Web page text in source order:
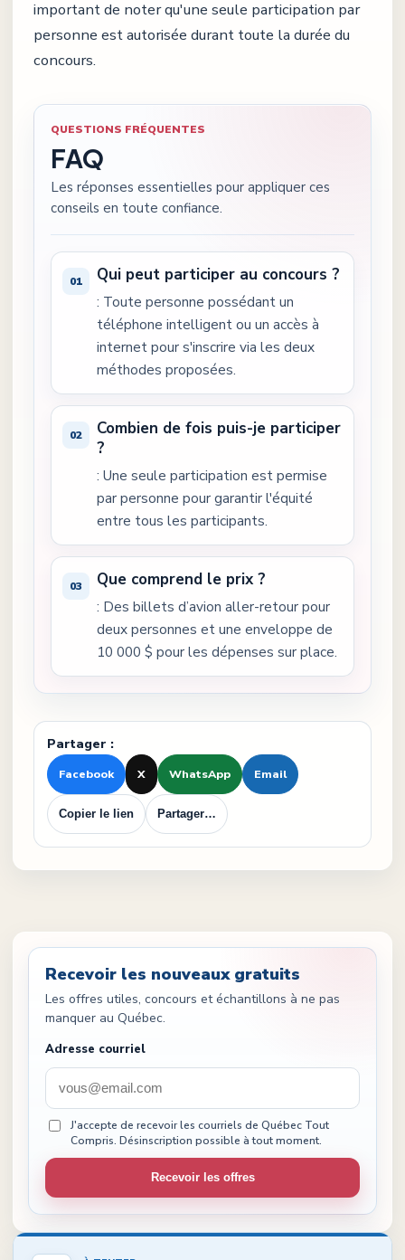
important de noter qu'une seule participation par
personne est autorisée durant toute la durée du
concours.
QUESTIONS FRÉQUENTES
FAQ
Les réponses essentielles pour appliquer ces
conseils en toute confiance.
Qui peut participer au concours ?
: Toute personne possédant un
téléphone intelligent ou un accès à
internet pour s'inscrire via les deux
méthodes proposées.
Combien de fois puis-je participer
?
: Une seule participation est permise
par personne pour garantir l'équité
entre tous les participants.
Que comprend le prix ?
: Des billets d’avion aller-retour pour
deux personnes et une enveloppe de
10 000 $ pour les dépenses sur place.
Partager :
Facebook X WhatsApp Email
Copier le lien Partager…
Recevoir les nouveaux gratuits
Les offres utiles, concours et échantillons à ne pas
manquer au Québec.
Adresse courriel
J'accepte de recevoir les courriels de Québec Tout
Compris. Désinscription possible à tout moment.
Recevoir les offres